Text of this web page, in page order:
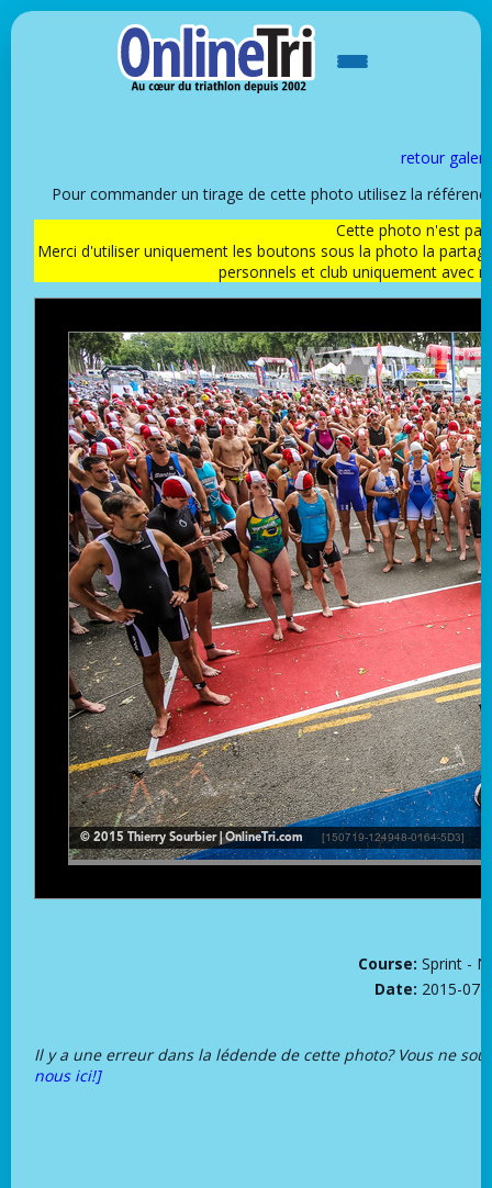
retour
Pour commander un tirage de cette photo utilisez la
Cette photo n'est
Merci d'utiliser uniquement les boutons sous la photo la
personnels et club uniquement avec
Course: Sprint -
Date: 2015-07-
Il y a une erreur dans la lédende de cette photo? Vous ne
nous ici!]